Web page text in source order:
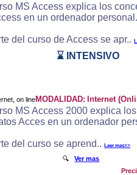
MS Access explica los
en un ordenador personal.
del curso de Access se apr..
⌛ INTENSIVO
MODALIDAD: Internet
MS Access 2000 explica
Acces en un ordenador
del curso se aprend..Leer mas>>
🔍Ver mas